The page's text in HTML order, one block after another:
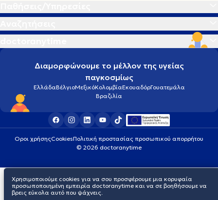
Διαμορφώνουμε το μέλλον της υγείας
παγκοσμίως
ΕλλάδαΒέλγιοΜεξικόΚολομβίαΕκουαδόρΓουατεμάλα
Βραζιλία
Οροι χρήσηςCookiesΠολιτική προστασίας προσωπικού απορρήτου
© 2026 doctoranytime
Χρησιμοποιούμε cookies για να σου προσφέρουμε μια κορυφαία
προσωποποιημένη εμπειρία doctoranytime και να σε βοηθήσουμε να
βρεις εύκολα αυτό που ψάχνεις.